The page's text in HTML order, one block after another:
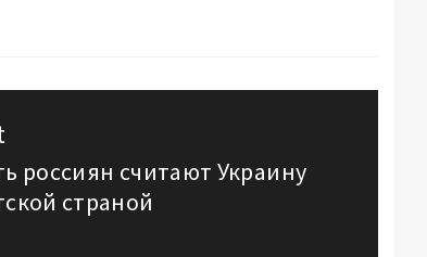
россиян считают Украину
страной